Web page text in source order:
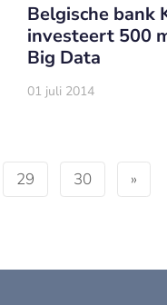
Belgische bank
investeert 500
Big Data
01 juli 2014
29 30 »